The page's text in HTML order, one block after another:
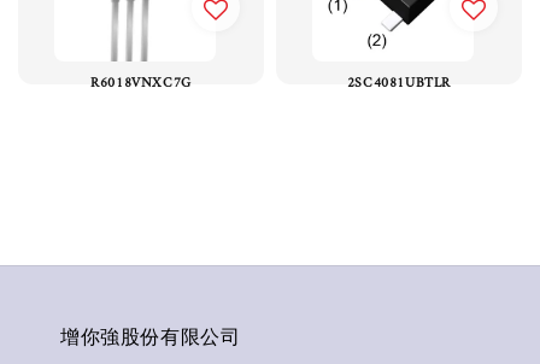
R6018VNXC7G 2SC4081UBTLR
增你強股份有限公司